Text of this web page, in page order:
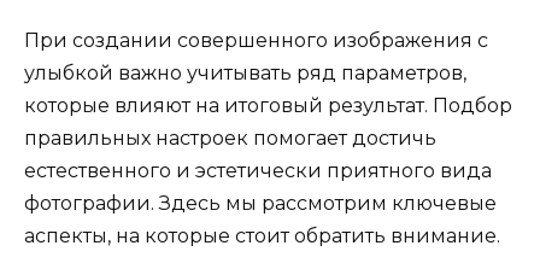
При создании совершенного изображения с
улыбкой важно учитывать ряд параметров,
которые влияют на итоговый результат. Подбор
правильных настроек помогает достичь
естественного и эстетически приятного вида
фотографии. Здесь мы рассмотрим ключевые
аспекты, на которые стоит обратить внимание.